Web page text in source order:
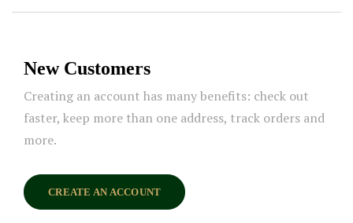
New Customers
Creating an account has many benefits: check out
faster, keep more than one address, track orders and
more.
CREATE AN ACCOUNT